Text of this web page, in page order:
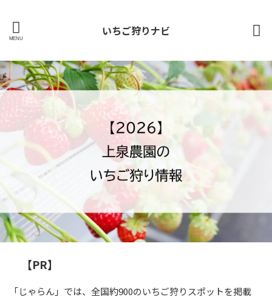
いちご狩りナビ
【PR】
「じゃらん」では、全国約900のいちご狩りスポットを掲載